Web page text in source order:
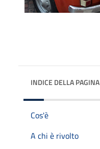
INDICE DELLA PAGINA
Cos'è
A chi è rivolto